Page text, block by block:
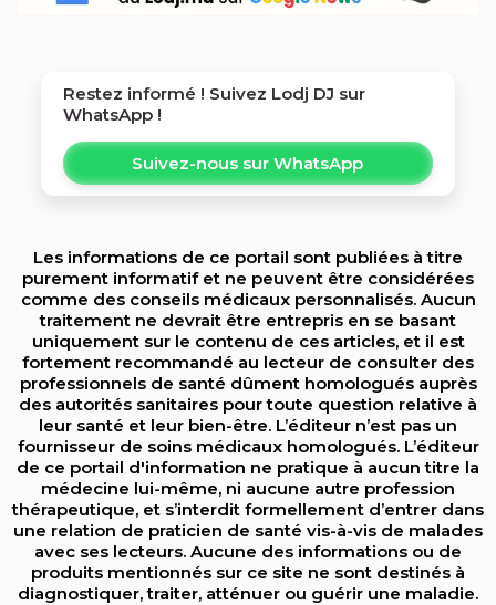
Restez informé ! Suivez Lodj DJ sur
WhatsApp !
Suivez-nous sur WhatsApp
Les informations de ce portail sont publiées à titre
purement informatif et ne peuvent être considérées
comme des conseils médicaux personnalisés. Aucun
traitement ne devrait être entrepris en se basant
uniquement sur le contenu de ces articles, et il est
fortement recommandé au lecteur de consulter des
professionnels de santé dûment homologués auprès
des autorités sanitaires pour toute question relative à
leur santé et leur bien-être. L’éditeur n’est pas un
fournisseur de soins médicaux homologués. L’éditeur
de ce portail d'information ne pratique à aucun titre la
médecine lui-même, ni aucune autre profession
thérapeutique, et s’interdit formellement d’entrer dans
une relation de praticien de santé vis-à-vis de malades
avec ses lecteurs. Aucune des informations ou de
produits mentionnés sur ce site ne sont destinés à
diagnostiquer, traiter, atténuer ou guérir une maladie.